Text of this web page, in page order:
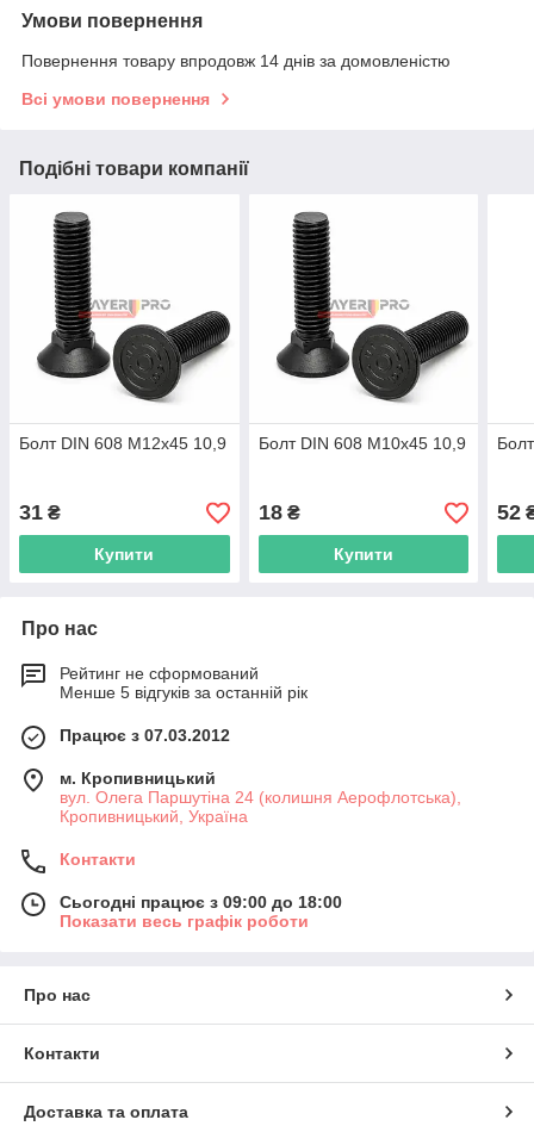
Умови повернення
Повернення товару впродовж 14 днів за домовленістю
Всі умови повернення
Подібні товари компанії
Болт DIN 608 M12x45 10,9
31 ₴
Купити
Болт DIN 608 M10x45 10,9
18₴
Купити
52
Про нас
Рейтинг не сформований
Менше 5 відгуків за останній рік
Працює з 07.03.2012
м. Кропивницький
вул. Олега Паршутіна 24 (колишня Аерофлотська),
Кропивницький, Україна
Контакти
Сьогодні працює з 09:00 до 18:00
Показати весь графік роботи
Про нас
Контакти
Доставка та оплата